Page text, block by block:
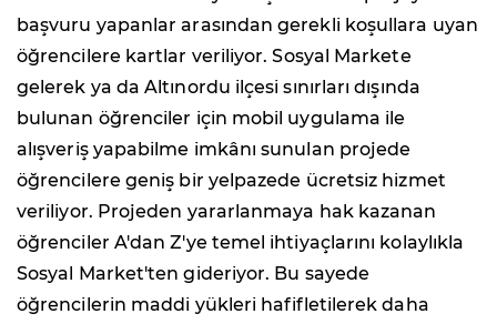
başvuru yapanlar arasından gerekli koşullara uyan
öğrencilere kartlar veriliyor. Sosyal Markete
gelerek ya da Altınordu ilçesi sınırları dışında
bulunan öğrenciler için mobil uygulama ile
alışveriş yapabilme imkânı sunulan projede
öğrencilere geniş bir yelpazede ücretsiz hizmet
veriliyor. Projeden yararlanmaya hak kazanan
öğrenciler A'dan Z'ye temel ihtiyaçlarını kolaylıkla
Sosyal Market'ten gideriyor. Bu sayede
öğrencilerin maddi yükleri hafifletilerek daha